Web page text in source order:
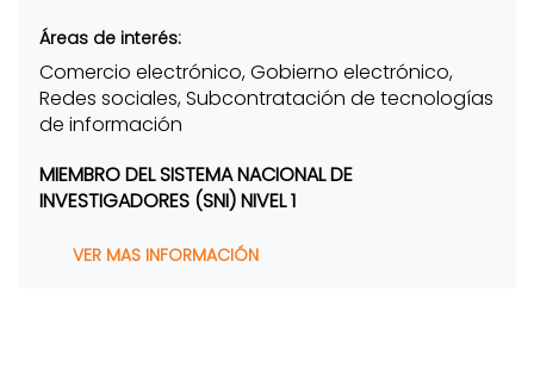
Áreas de interés:
Comercio electrónico, Gobierno electrónico,
Redes sociales, Subcontratación de tecnologías
de información
MIEMBRO DEL SISTEMA NACIONAL DE
INVESTIGADORES (SNI) NIVEL 1
VER MAS INFORMACIÓN